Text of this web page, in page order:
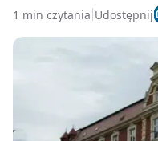
1 min czytania Udostępnij